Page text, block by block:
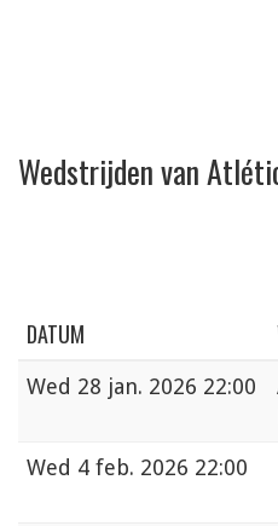
Wedstrijden van
DATUM
Wed 28 jan. 2026 22:00
Wed 4 feb. 2026 22:00